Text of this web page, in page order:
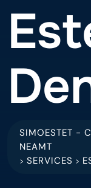
SIMOESTET -
NEAMT
> SERVICES >